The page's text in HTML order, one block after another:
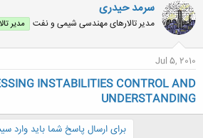
و
ع
ک
ن
د
ه
م
و
ض
ر
خ
ع
سرمد حیدری
مدیر تالارهای مهندسی شیمی و نفت مدیر
Jul 5, 2010
INSTABILITIES CONTROL AND
UNDERSTANDING
برای ارسال پاسخ شما باید وارد